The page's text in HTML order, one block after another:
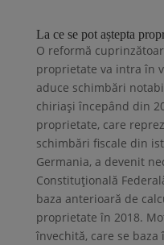
La ce se pot aștepta
O reformă
proprietate va intra în
aduce schimbări
chiriași începând din
proprietate, care
schimbări fiscale din
Germania, a devenit
Constituțională
baza anterioară de
proprietate în 2018.
învechită, care se